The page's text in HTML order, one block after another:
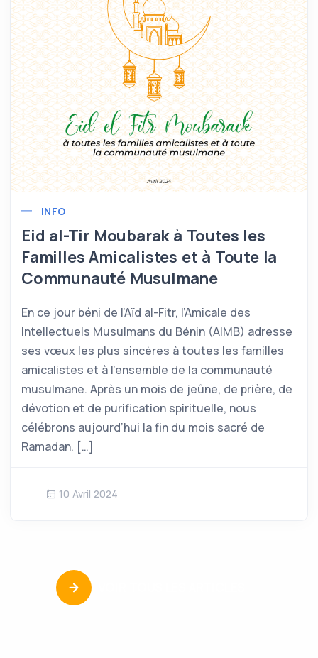
INFO
Eid al-Tir Moubarak à Toutes les
Familles Amicalistes et à Toute la
Communauté Musulmane
En ce jour béni de l’Aïd al-Fitr, l’Amicale des
Intellectuels Musulmans du Bénin (AIMB) adresse
ses vœux les plus sincères à toutes les familles
amicalistes et à l’ensemble de la communauté
musulmane. Après un mois de jeûne, de prière, de
dévotion et de purification spirituelle, nous
célébrons aujourd’hui la fin du mois sacré de
Ramadan. […]
10 Avril 2024